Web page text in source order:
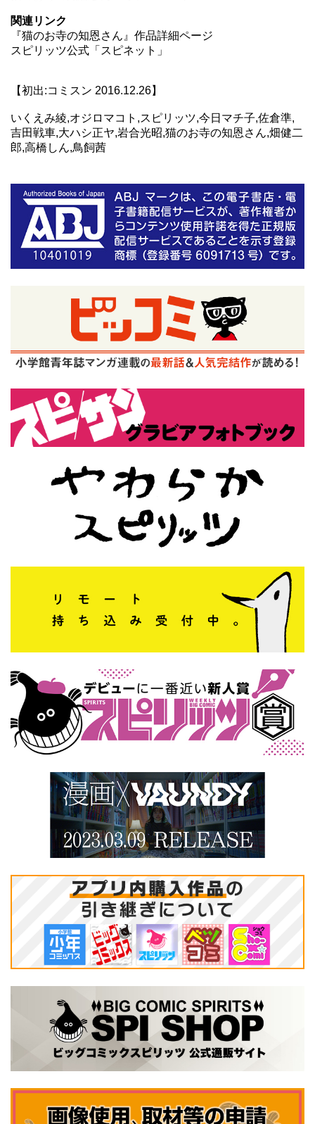
関連リンク
『猫のお寺の知恩さん』作品詳細ページ
スピリッツ公式「スピネット」
【初出:コミスン 2016.12.26】
いくえみ綾,オジロマコト,スピリッツ,今日マチ子,佐倉準,
吉田戦車,大ハシ正ヤ,岩合光昭,猫のお寺の知恩さん,畑健二
郎,高橋しん,鳥飼茜